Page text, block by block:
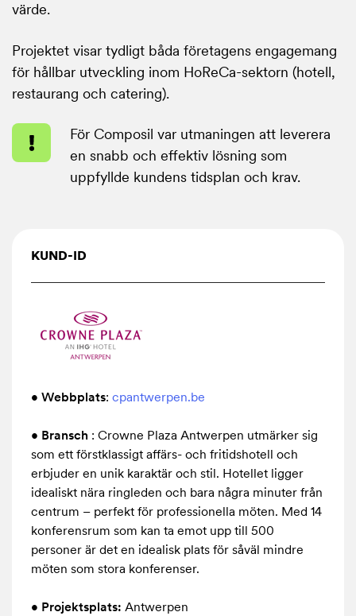
värde.
Projektet visar tydligt båda företagens engagemang
för hållbar utveckling inom HoReCa-sektorn (hotell,
restaurang och catering).
För Composil var utmaningen att leverera
en snabb och effektiv lösning som
uppfyllde kundens tidsplan och krav.
För
Composil
snabb
effektiv
uppfyllde
tidsplan
och
krav.
KUND-ID
• Webbplats: cpantwerpen.be
• Bransch : Crowne Plaza Antwerpen utmärker sig
som ett förstklassigt affärs- och fritidshotell och
erbjuder en unik karaktär och stil. Hotellet ligger
idealiskt nära ringleden och bara några minuter från
centrum – perfekt för professionella möten. Med 14
konferensrum som kan ta emot upp till 500
personer är det en idealisk plats för såväl mindre
möten som stora konferenser.
• Projektsplats: Antwerpen